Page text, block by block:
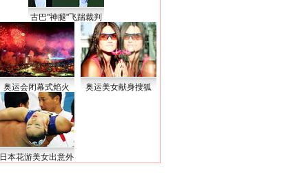
古巴"神腿"飞踹裁判
奥运会闭幕式焰火 奥运美女献身搜狐
日本花游美女出意外